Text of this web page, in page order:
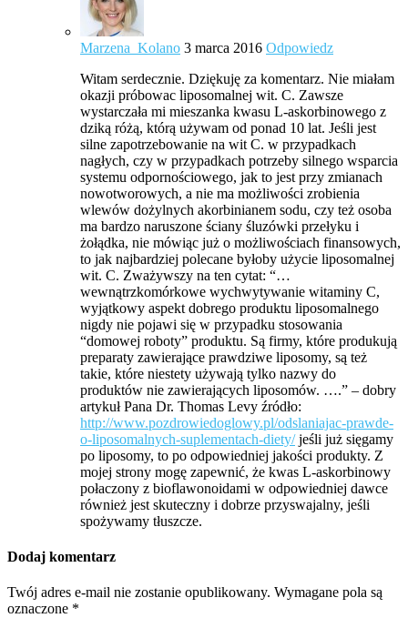
Marzena_Kolano 3 marca 2016 Odpowiedz
Witam serdecznie. Dziękuję za komentarz. Nie miałam
okazji próbowac liposomalnej wit. C. Zawsze
wystarczała mi mieszanka kwasu L-askorbinowego z
dziką różą, którą używam od ponad 10 lat. Jeśli jest
silne zapotrzebowanie na wit C. w przypadkach
nagłych, czy w przypadkach potrzeby silnego wsparcia
systemu odpornościowego, jak to jest przy zmianach
nowotworowych, a nie ma możliwości zrobienia
wlewów dożylnych akorbinianem sodu, czy też osoba
ma bardzo naruszone ściany śluzówki przełyku i
żołądka, nie mówiąc już o możliwościach finansowych,
to jak najbardziej polecane byłoby użycie liposomalnej
wit. C. Zważywszy na ten cytat: “…
wewnątrzkomórkowe wychwytywanie witaminy C,
wyjątkowy aspekt dobrego produktu liposomalnego
nigdy nie pojawi się w przypadku stosowania
“domowej roboty” produktu. Są firmy, które produkują
preparaty zawierające prawdziwe liposomy, są też
takie, które niestety używają tylko nazwy do
produktów nie zawierających liposomów. ….” – dobry
artykuł Pana Dr. Thomas Levy źródło:
http://www.pozdrowiedoglowy.pl/odslaniajac-prawde-
o-liposomalnych-suplementach-diety/jeśli już sięgamy
po liposomy, to po odpowiedniej jakości produkty. Z
mojej strony mogę zapewnić, że kwas L-askorbinowy
połaczony z bioflawonoidami w odpowiedniej dawce
również jest skuteczny i dobrze przyswajalny, jeśli
spożywamy tłuszcze.
Dodaj komentarz
Twój adres e-mail nie zostanie opublikowany. Wymagane pola są
oznaczone *